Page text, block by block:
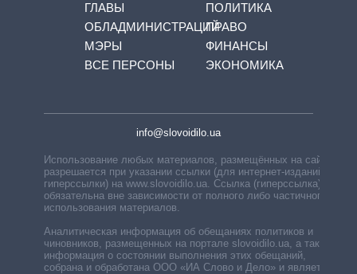
ГЛАВЫ
ОБЛАДМИНИСТРАЦИЙ
МЭРЫ
ВСЕ ПЕРСОНЫ
ПОЛИТИКА
ПРАВО
ФИНАНСЫ
ЭКОНОМИКА
info@slovoidilo.ua
Использование любых материалов, размещённых на сайте,
разрешается при указании ссылки (для интернет-изданий —
гиперссылки) на www.slovoidilo.ua. Ссылка (гиперссылка)
обязательна вне зависимости от полного либо частичного
использования материалов.
Аналитическая информация об обещаниях политиков и
чиновников, размещенных на портале slovoidilo.ua, а также
информация о состоянии выполнения этих обещаний,
собрана и обработана ООО «ИА Слово и Дело» и является